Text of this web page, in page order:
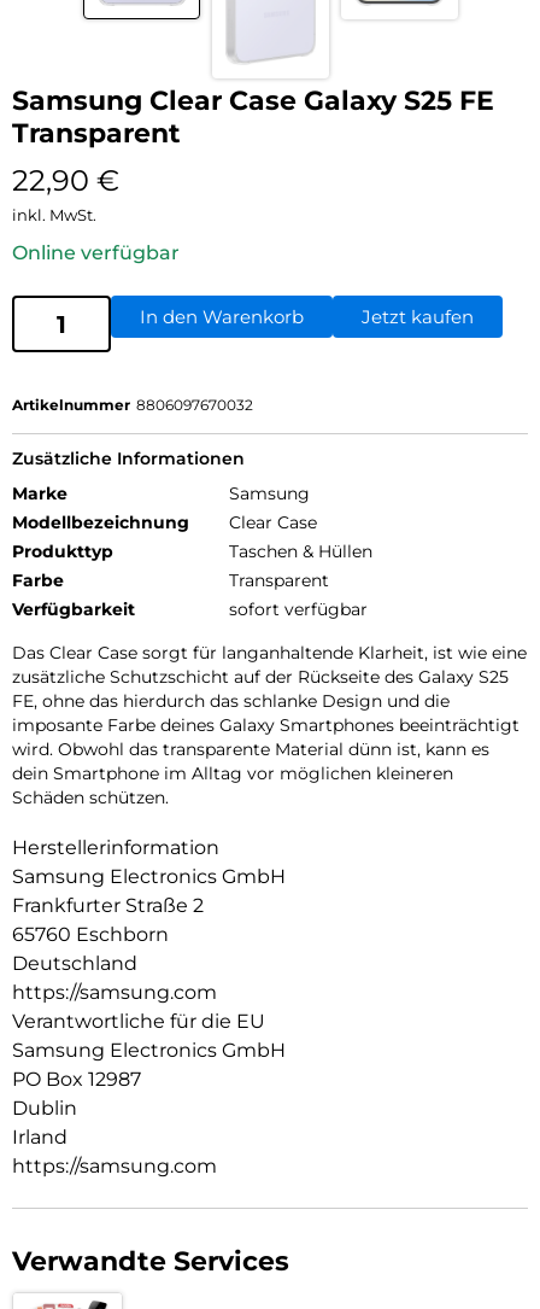
Samsung Clear Case Galaxy S25 FE
Transparent
22,90 €
inkl. MwSt.
Online verfügbar
In den Warenkorb Jetzt kaufen
Artikelnummer 8806097670032
Zusätzliche Informationen
Marke
Samsung
Modellbezeichnung
Clear Case
Produkttyp
Taschen & Hüllen
Farbe
Transparent
Verfügbarkeit
sofort verfügbar
Das Clear Case sorgt für langanhaltende Klarheit, ist wie eine
zusätzliche Schutzschicht auf der Rückseite des Galaxy S25
FE, ohne das hierdurch das schlanke Design und die
imposante Farbe deines Galaxy Smartphones beeinträchtigt
wird. Obwohl das transparente Material dünn ist, kann es
dein Smartphone im Alltag vor möglichen kleineren
Schäden schützen.
Herstellerinformation
Samsung Electronics GmbH
Frankfurter Straße 2
65760 Eschborn
Deutschland
https://samsung.com
Verantwortliche für die EU
Samsung Electronics GmbH
PO Box 12987
Dublin
Irland
https://samsung.com
Verwandte Services